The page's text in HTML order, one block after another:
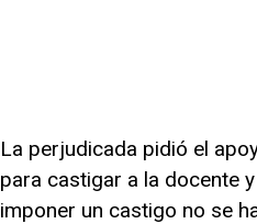
La perjudicada pidió el
para castigar a la docente
imponer un castigo no se